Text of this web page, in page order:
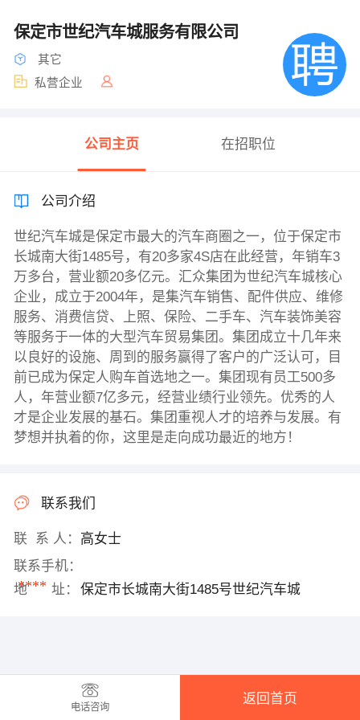
保定市世纪汽车城服务有限公司
其它
私营企业
公司主页 在招职位
公司介绍
世纪汽车城是保定市最大的汽车商圈之一，位于保定市
长城南大街1485号，有20多家4S店在此经营，年销车3
万多台，营业额20多亿元。汇众集团为世纪汽车城核心
企业，成立于2004年，是集汽车销售、配件供应、维修
服务、消费信贷、上照、保险、二手车、汽车装饰美容
等服务于一体的大型汽车贸易集团。集团成立十几年来
以良好的设施、周到的服务赢得了客户的广泛认可，目
前已成为保定人购车首选地之一。集团现有员工500多
人，年营业额7亿多元，经营业绩行业领先。优秀的人
才是企业发展的基石。集团重视人才的培养与发展。有
梦想并执着的你，这里是走向成功最近的地方！
联系我们
联 系 人： 高女士
联系手机：
****
地 址： 保定市长城南大街1485号世纪汽车城
电话咨询
返回首页